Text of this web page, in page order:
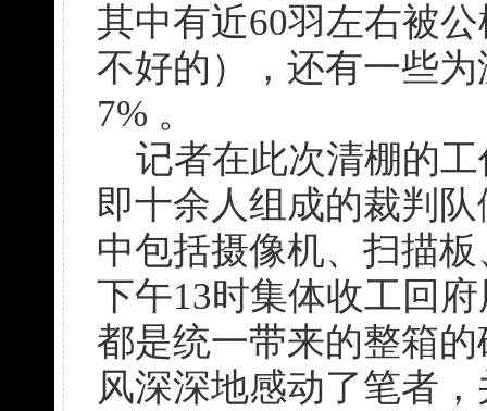
其中有近60羽左右被
不好的），还有一些
7% 。
记者在此次清棚的工
即十余人组成的裁判
中包括摄像机、扫描
下午13时集体收工回
都是统一带来的整箱
风深深地感动了笔者